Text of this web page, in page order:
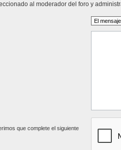
al moderador del foro y
que complete el siguiente